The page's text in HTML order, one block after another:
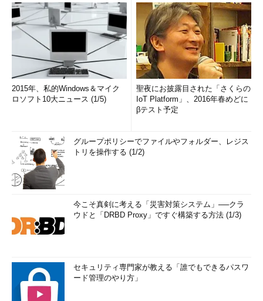
2015年、私的Windows＆マイク
ロソフト10大ニュース (1/5)
聖夜にお披露目された「さくらの
IoT Platform」、2016年春めどに
βテスト予定
グループポリシーでファイルやフォルダー、レジス
トリを操作する (1/2)
今こそ真剣に考える「災害対策システム」──クラ
ウドと「DRBD Proxy」ですぐ構築する方法 (1/3)
セキュリティ専門家が教える「誰でもできるパスワ
ード管理のやり方」